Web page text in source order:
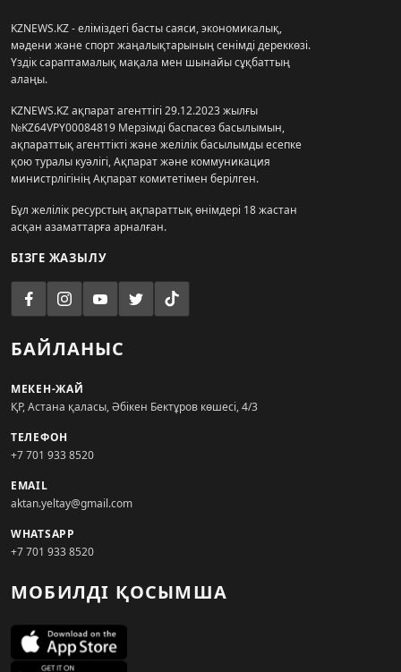
KZNEWS.KZ - еліміздегі басты саяси, экономикалық,
мәдени және спорт жаңалықтарының сенімді дереккөзі.
Үздік сараптамалық мақала мен шынайы сұқбаттың
алаңы.
KZNEWS.KZ ақпарат агенттігі 29.12.2023 жылғы
№KZ64VPY00084819 Мерзімді баспасөз басылымын,
ақпараттық агенттікті және желілік басылымды есепке
қою туралы куәлігі, Ақпарат және коммуникация
министрлігінің Ақпарат комитетімен берілген.
Бұл желілік ресурстың ақпараттық өнімдері 18 жастан
асқан азаматтарға арналған.
БІЗГЕ ЖАЗЫЛУ
БАЙЛАНЫС
МЕКЕН-ЖАЙ
ҚР, Астана қаласы, Әбікен Бектұров көшесі, 4/3
ТЕЛЕФОН
+7 701 933 8520
EMAIL
aktan.yeltay@gmail.com
WHATSAPP
+7 701 933 8520
МОБИЛДІ ҚОСЫМША